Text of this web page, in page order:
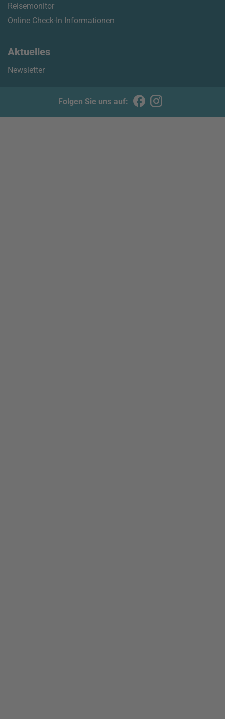
Reisemonitor
Online Check-In Informationen
Aktuelles
Newsletter
Folgen Sie uns auf: